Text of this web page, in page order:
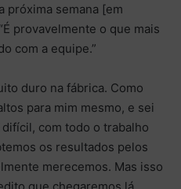
próxima semana [em
provavelmente o que mais
com a equipe.”
duro na fábrica. Como
para mim mesmo, e sei
com todo o trabalho
os resultados pelos
merecemos. Mas isso